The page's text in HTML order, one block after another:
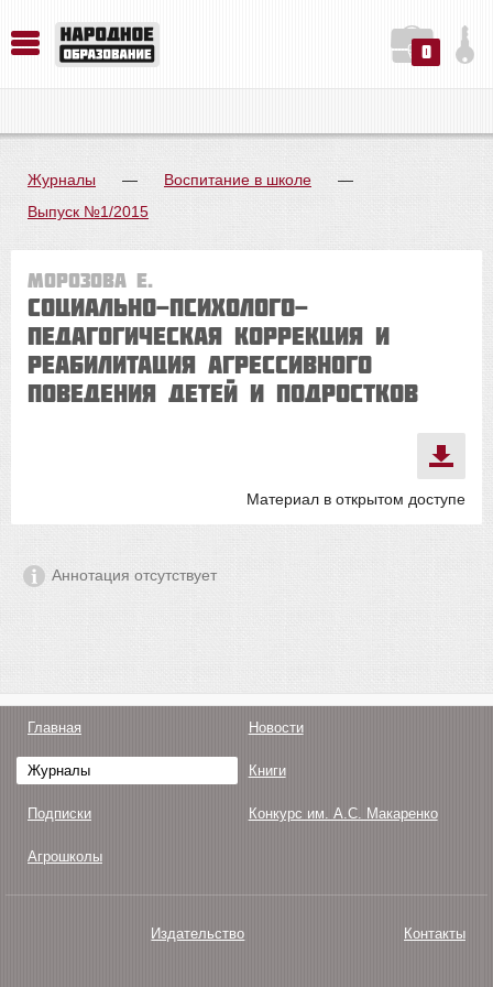
0
Журналы — Воспитание в школе
—
Выпуск №1/2015
Морозова Е.
Социально-психолого-
педагогическая коррекция и
реабилитация агрессивного
поведения детей и подростков
Материал в открытом доступе
Аннотация отсутствует
Главная Новости
Журналы Книги
Подписки Конкурс им. А.С. Макаренко
Агрошколы
Издательство Контакты